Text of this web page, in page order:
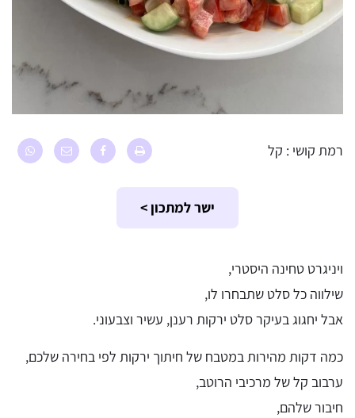
רמת קושי : קל
ישר למתכון >
ויניגרט טחינה היסטרי,
שילווה כל סלט שתבחרו לו,
אבל יחגוג בעיקר סלט ירקות רענן, עשיר וצבעוני.
כמה דקות מהירות במטבח של חיתוך ירקות לפי בחירה שלכם,
ערבוב קל של מרכיבי הרוטב,
חיבור שלהם,